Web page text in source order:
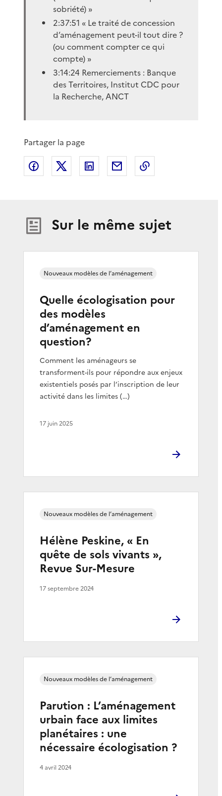
sobriété) »
2:37:51 « Le traité de concession
d’aménagement peut-il tout dire ?
(ou comment compter ce qui
compte) »
3:14:24 Remerciements : Banque
des Territoires, Institut CDC pour
la Recherche, ANCT
Partager la page
Partager sur Facebook
Partager sur XPartager sur LinkedIn
Partager par email
Sur le même sujet
Quelle écologisation pour
des modèles
d’aménagement en
question?
Comment les aménageurs se
transforment-ils pour répondre aux enjeux
existentiels posés par l’inscription de leur
activité dans les limites (…)
Nouveaux modèles de l’aménagement
17 juin 2025
Hélène Peskine, « En
quête de sols vivants »,
Revue Sur-Mesure
Nouveaux modèles de l’aménagement
17 septembre 2024
Parution : L’aménagement
urbain face aux limites
planétaires : une
nécessaire écologisation ?
Nouveaux modèles de l’aménagement
4 avril 2024